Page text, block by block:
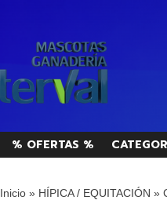
% OFERTAS %
Inicio» HÍPICA / EQUITACIÓN »